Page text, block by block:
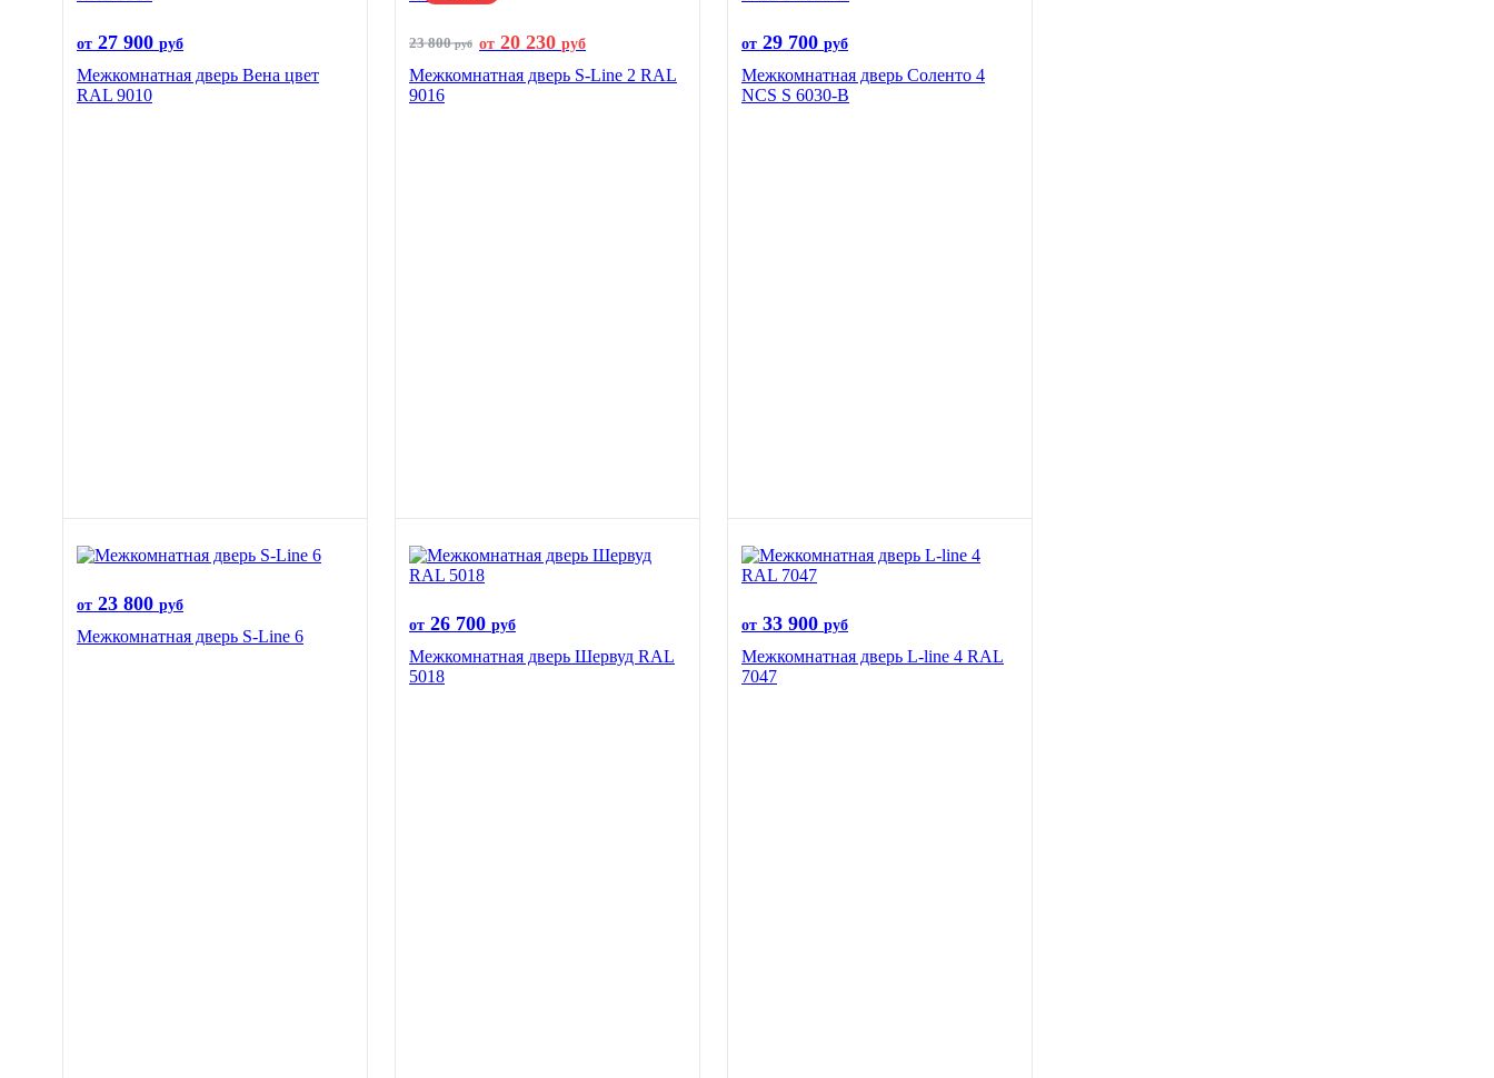
от 27 900 руб
Межкомнатная дверь Вена цвет
RAL 9010
23 800руб от 20 230 руб
Межкомнатная дверь S-Line 2 RAL
9016
от 29 700 руб
Межкомнатная дверь Соленто 4
NCS S 6030-B
от 23 800 руб
Межкомнатная дверь S-Line 6
от 26 700 руб
Межкомнатная дверь Шервуд RAL
5018
от 33 900 руб
Межкомнатная дверь L-line 4 RAL
7047